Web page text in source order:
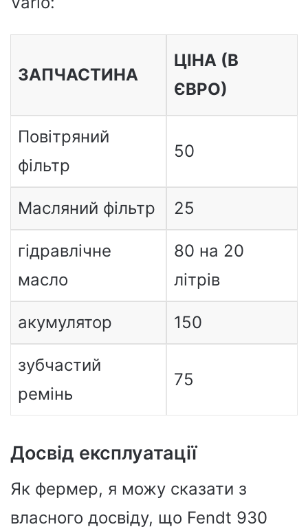
ЗАПЧАСТИНА
ЦІНА (В
ЄВРО)
Повітряний
фільтр
50
Масляний фільтр 25
гідравлічне
масло
80 на 20
літрів
акумулятор 150
зубчастий
ремінь
75
Досвід експлуатації
Як фермер, я можу сказати з
власного досвіду, що Fendt 930